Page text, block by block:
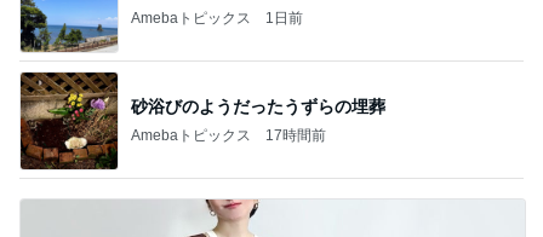
Amebaトピックス 1日前
砂浴びのようだったうずらの埋葬
Amebaトピックス 17時間前